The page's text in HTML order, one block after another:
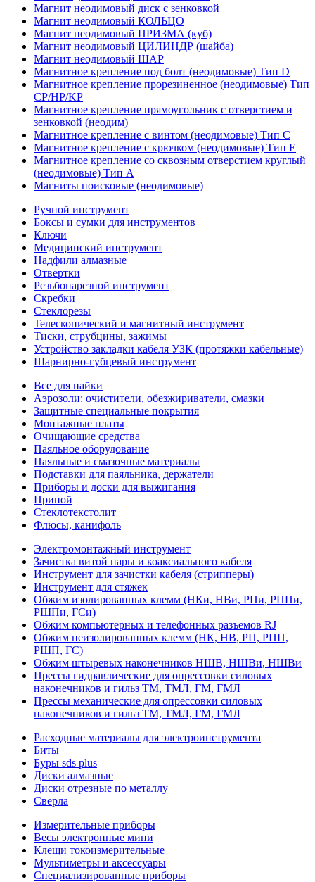
Магнит неодимовый диск с зенковкой
Магнит неодимовый КОЛЬЦО
Магнит неодимовый ПРИЗМА (куб)
Магнит неодимовый ЦИЛИНДР (шайба)
Магнит неодимовый ШАР
Магнитное крепление под болт (неодимовые) Тип D
Магнитное крепление прорезиненное (неодимовые) Тип
CP/HP/KP
Магнитное крепление прямоугольник с отверстием и
зенковкой (неодим)
Магнитное крепление с винтом (неодимовые) Тип С
Магнитное крепление с крючком (неодимовые) Тип Е
Магнитное крепление со сквозным отверстием круглый
(неодимовые) Тип А
Магниты поисковые (неодимовые)
Ручной инструмент
Боксы и сумки для инструментов
Ключи
Медицинский инструмент
Надфили алмазные
Отвертки
Резьбонарезной инструмент
Скребки
Стеклорезы
Телескопический и магнитный инструмент
Тиски, струбцины, зажимы
Устройство закладки кабеля УЗК (протяжки кабельные)
Шарнирно-губцевый инструмент
Все для пайки
Аэрозоли: очистители, обезжириватели, смазки
Защитные специальные покрытия
Монтажные платы
Очищающие средства
Паяльное оборудование
Паяльные и смазочные материалы
Подставки для паяльника, держатели
Приборы и доски для выжигания
Припой
Стеклотекстолит
Флюсы, канифоль
Электромонтажный инструмент
Зачистка витой пары и коаксиального кабеля
Инструмент для зачистки кабеля (стрипперы)
Инструмент для стяжек
Обжим изолированных клемм (НКи, НВи, РПи, РППи,
РШПи, ГСи)
Обжим компьютерных и телефонных разъемов RJ
Обжим неизолированных клемм (НК, НВ, РП, РПП,
РШП, ГС)
Обжим штыревых наконечников НШВ, НШВи, НШВи
Прессы гидравлические для опрессовки силовых
наконечников и гильз ТМ, ТМЛ, ГМ, ГМЛ
Прессы механические для опрессовки силовых
наконечников и гильз ТМ, ТМЛ, ГМ, ГМЛ
Расходные материалы для электроинструмента
Биты
Буры sds plus
Диски алмазные
Диски отрезные по металлу
Сверла
Измерительные приборы
Весы электронные мини
Клещи токоизмерительные
Мультиметры и аксессуары
Специализированные приборы